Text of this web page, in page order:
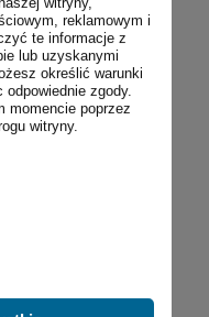
reklamowym i
te informacje z
lub uzyskanymi
określić warunki
zgody.
momencie poprzez
witryny.
outdooru.
wytrzymałe
deszczem i
i